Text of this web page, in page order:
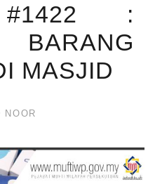
#1422 :
BARANG
MASJID
NOOR